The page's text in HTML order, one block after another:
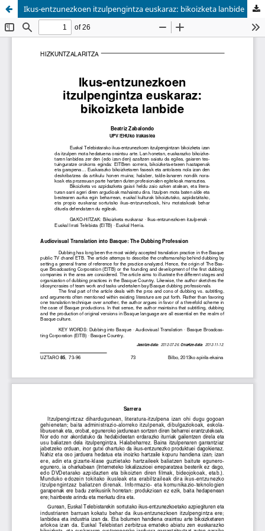
Ikus-entzunezkoen itzulpengintza euskaraz: bikoizketa lanbide